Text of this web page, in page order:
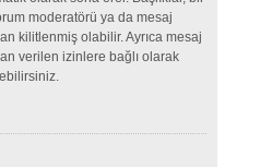
moderatörü ya da mesaj
kilitlenmiş olabilir. Ayrıca mesaj
verilen izinlere bağlı olarak